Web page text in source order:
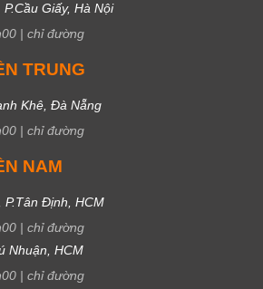
Giấy, Hà Nội
| chỉ đường
TRUNG
Khê, Đà Nẵng
| chỉ đường
NAM
P.Tân Định, HCM
| chỉ đường
Nhuận, HCM
| chỉ đường